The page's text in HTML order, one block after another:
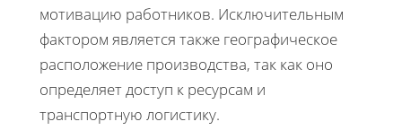
мотивацию работников. Исключительным
фактором является также географическое
расположение производства, так как оно
определяет доступ к ресурсам и
транспортную логистику.